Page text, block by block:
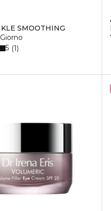
SMOOTHING
5 1